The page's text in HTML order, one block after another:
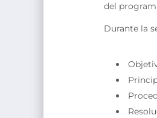
del
Durante la